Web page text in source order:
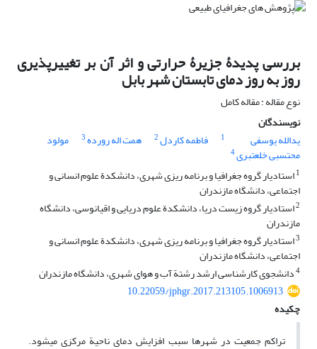
بررسی پدیدۀ جزیرۀ حرارتی و اثر آن بر تغییرپذیری
روز به روز دمای تابستان شهر بابل
نوع مقاله : مقاله کامل
نویسندگان
یدالله یوسفی
1 فاطمه کاردل2 همت اله رورده3 مولود
محتسبی خلعتبری4
1استادیار گروه جغرافیا و برنامه‏ ریزی شهری، دانشکدة علوم انسانی و
اجتماعی، دانشگاه مازندران
2استادیار گروه زیست دریا، دانشکدة علوم دریایی و اقیانوسی، دانشگاه
مازندران
3استادیار گروه جغرافیا و برنامه ‏ریزی شهری، دانشکدة علوم انسانی و
اجتماعی، دانشگاه مازندران
4دانشجوی کارشناسی ارشد رشتة آب و هوای شهری، دانشگاه مازندران
10.22059/jphgr.2017.213105.1006913
چکیده
تراکم جمعیت در شهرها سبب افزایش دمای ناحیة مرکزی می‏شود.